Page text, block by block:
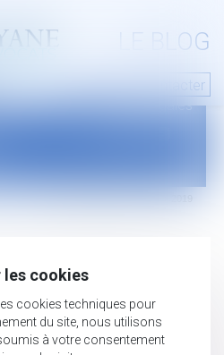
LE BLOG
Nous contacter
Cedex
Mentions légales
cookies
cookies techniques pour
du site, nous utilisons
à votre consentement